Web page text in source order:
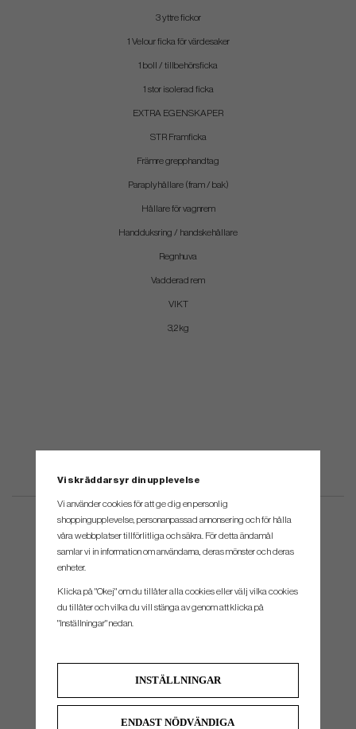
3 yttre fickor
1 Velour ficka för värdesaker
1 boll / tillbehörsficka
1 stor isolerad ficka
EXTRA EGENSKAPER
STR Framficka
Främre grepphandtag
Paraplyhållare (fram / bak)
Hållare för vagnrem
Handduksring / handskehållare
Regnhuva
Vadderad rem
VIKT
3,2 kg
Vi skräddarsyr din upplevelse
Vi använder cookies för att ge dig en personlig
shoppingupplevelse, personanpassad annonsering och för hålla
våra webbplatser tillförlitliga och säkra. För detta ändamål
samlar vi in information om användarna, deras mönster och deras
enheter.
Klicka på "Okej" om du tillåter alla cookies eller välj vilka cookies
du tillåter och vilka du vill stänga av genom att klicka på
"Inställningar" nedan.
INSTÄLLNINGAR
ENDAST NÖDVÄNDIGA